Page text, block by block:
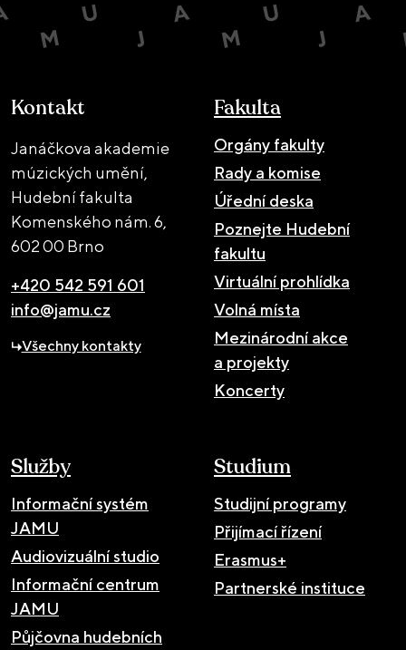
Kontakt
Janáčkova akademie
múzických umění,
Hudební fakulta
Komenského nám. 6,
602 00 Brno
+420 542 591 601
info@jamu.cz
Všechny kontakty
Fakulta
Orgány fakulty
Rady a komise
Úřední deska
Poznejte Hudební
fakultu
Virtuální prohlídka
Volná místa
Mezinárodní akce
a projekty
Koncerty
Služby
Informační systém
JAMU
Audiovizuální studio
Informační centrum
JAMU
Půjčovna hudebních
Studium
Studijní programy
Přijímací řízení
Erasmus+
Partnerské instituce